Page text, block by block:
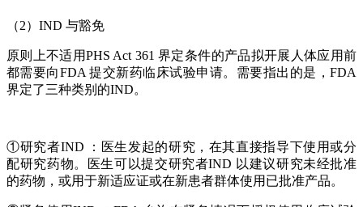
（2）IND 与豁免
原则上不适用PHS Act 361 界定条件的产品拟开展人体应用前
都需要向FDA 提交新药临床试验申请。需要指出的是，FDA
界定了三种类别的IND。
①研究者IND ：医生发起的研究，在其直接指导下使用或分
配研究药物。医生可以提交研究者IND 以建议研究未经批准
的药物，或用于新适应证或在新患者群体使用已批准产品。